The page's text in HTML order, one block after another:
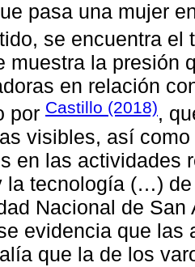
pasa una mujer
se encuentra el
muestra la presión
en relación
por Castillo (2018),
visibles, así
en las actividades
la tecnología (…)
Nacional de San
evidencia que las
que la de los